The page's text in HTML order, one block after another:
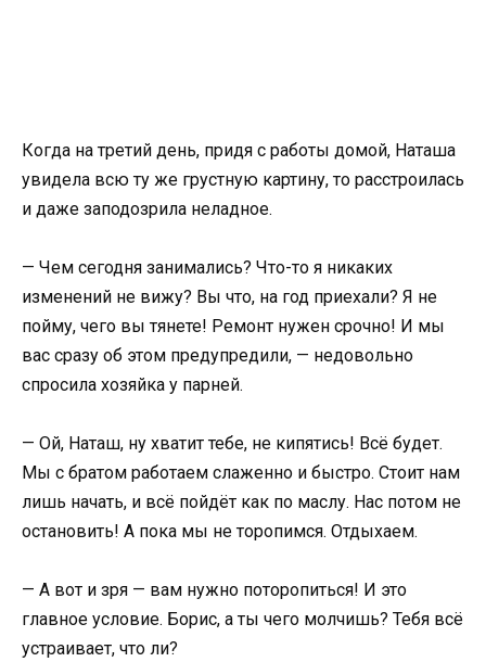
Когда на третий день, придя с работы домой, Наташа
увидела всю ту же грустную картину, то расстроилась
и даже заподозрила неладное.
— Чем сегодня занимались? Что-то я никаких
изменений не вижу? Вы что, на год приехали? Я не
пойму, чего вы тянете! Ремонт нужен срочно! И мы
вас сразу об этом предупредили, — недовольно
спросила хозяйка у парней.
— Ой, Наташ, ну хватит тебе, не кипятись! Всё будет.
Мы с братом работаем слаженно и быстро. Стоит нам
лишь начать, и всё пойдёт как по маслу. Нас потом не
остановить! А пока мы не торопимся. Отдыхаем.
— А вот и зря — вам нужно поторопиться! И это
главное условие. Борис, а ты чего молчишь? Тебя всё
устраивает, что ли?